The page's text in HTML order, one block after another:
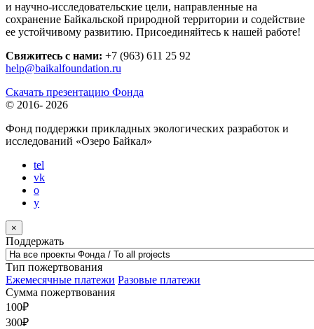
и научно-исследовательские цели, направленные на
сохранение Байкальской природной территории и содействие
ее устойчивому развитию. Присоединяйтесь к нашей работе!
Свяжитесь с нами: +7 (963) 611 25 92
help@baikalfoundation.ru
Скачать презентацию Фонда
© 2016- 2026
Фонд поддержки прикладных экологических разработок и
исследований «Озеро Байкал»
tel
vk
o
y
×
Поддержать
Тип пожертвования
Ежемесячные платежи Разовые платежи
Сумма пожертвования
100₽
300₽